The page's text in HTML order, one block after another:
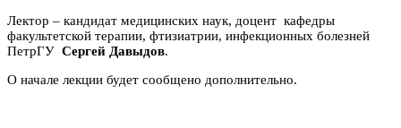
Лектор – кандидат медицинских наук, доцент кафедры
факультетской терапии, фтизиатрии, инфекционных болезней
ПетрГУ Сергей Давыдов.
О начале лекции будет сообщено дополнительно.